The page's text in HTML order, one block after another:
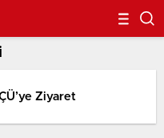
Ziyaret